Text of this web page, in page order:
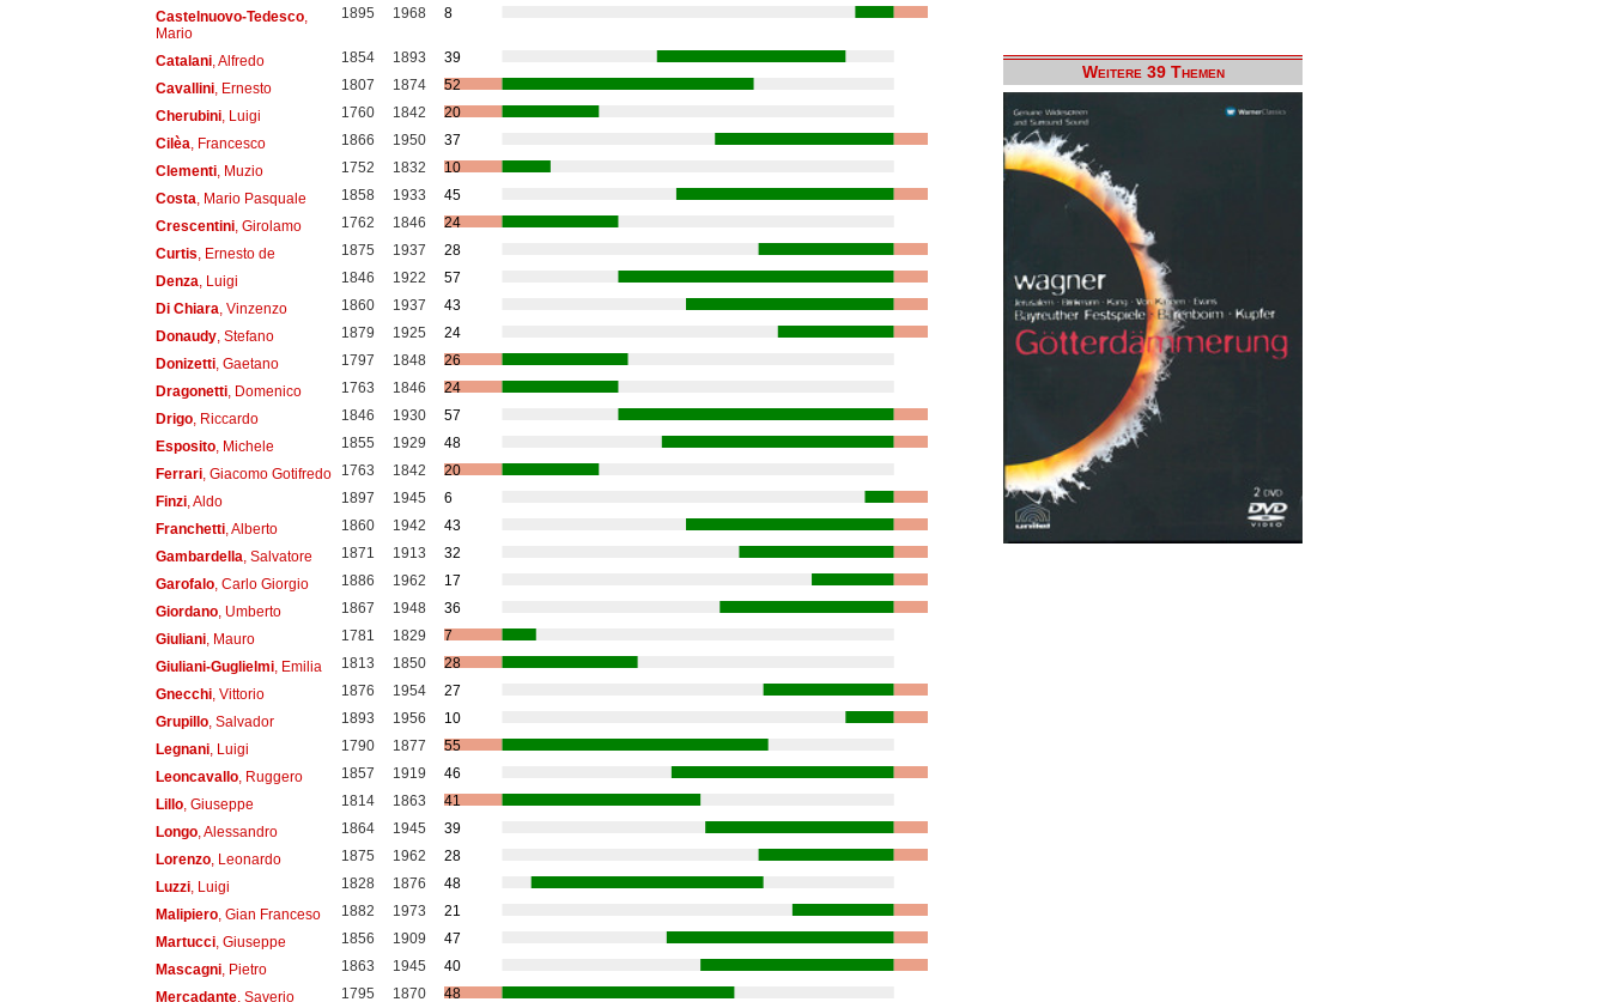
Castelnuovo-Tedesco,
Mario
1895 1968 8
Catalani, Alfredo 1854 1893
39
Cavallini, Ernesto 1807 1874
52
Cherubini, Luigi 1760 1842
20
Cilèa , Francesco 1866 1950
37
Clementi, Muzio 1752 1832
10
Costa , Mario Pasquale 1858 1933
45
Crescentini, Girolamo 1762 1846
24
Curtis , Ernesto de 1875 1937
28
Denza , Luigi 1846 1922
57
Di Chiara , Vinzenzo 1860 1937
43
Donaudy, Stefano 1879 1925
24
Donizetti, Gaetano 1797 1848
26
Dragonetti, Domenico 1763 1846
24
Drigo, Riccardo 1846 1930
57
Esposito, Michele 1855 1929
48
Ferrari, Giacomo Gotifredo 1763 1842
20
Finzi, Aldo 1897 1945
6
Franchetti, Alberto 1860 1942
43
Gambardella , Salvatore 1871 1913
32
Garofalo, Carlo Giorgio 1886 1962
17
Giordano, Umberto 1867 1948
36
Giuliani, Mauro 1781 1829
7
Giuliani-Guglielmi, Emilia 1813 1850
28
Gnecchi, Vittorio 1876 1954
27
Grupillo, Salvador 1893 1956
10
Legnani, Luigi 1790 1877
55
Leoncavallo, Ruggero 1857 1919
46
Lillo, Giuseppe 1814 1863
41
Longo, Alessandro 1864 1945
39
Lorenzo, Leonardo 1875 1962
28
Luzzi, Luigi 1828 1876
48
Malipiero, Gian Franceso 1882 1973
21
Martucci, Giuseppe 1856 1909
47
Mascagni, Pietro 1863 1945
40
Mercadante, Saverio 1795 1870
48
Weitere 39 Themen